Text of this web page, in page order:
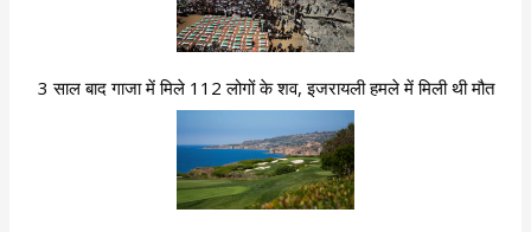
3 साल बाद गाजा में मिले 112 लोगों के शव, इजरायली हमले में मिली थी मौत